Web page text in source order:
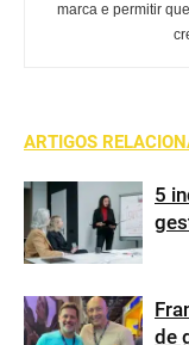
marca e permitir
ARTIGOS
5
de